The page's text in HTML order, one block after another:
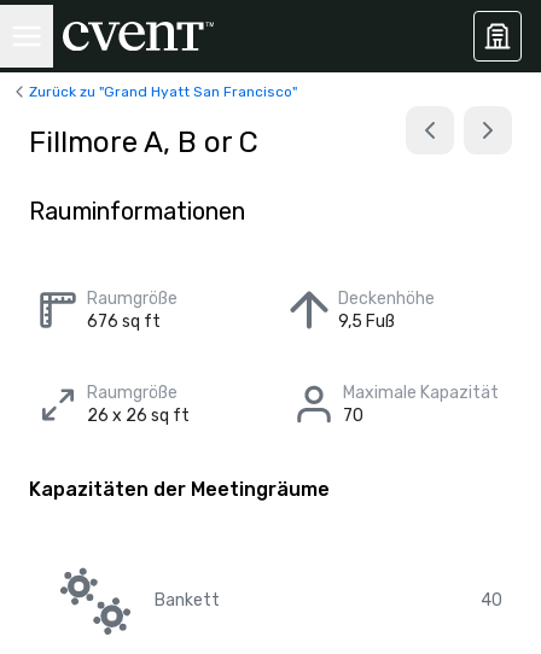
Zurück zu "Grand Hyatt San Francisco"
Fillmore A, B or C
Rauminformationen
Raumgröße
676 sq ft
Deckenhöhe
9,5 Fuß
Raumgröße
26 x 26 sq ft
Maximale Kapazität
70
Kapazitäten der Meetingräume
Bankett 40